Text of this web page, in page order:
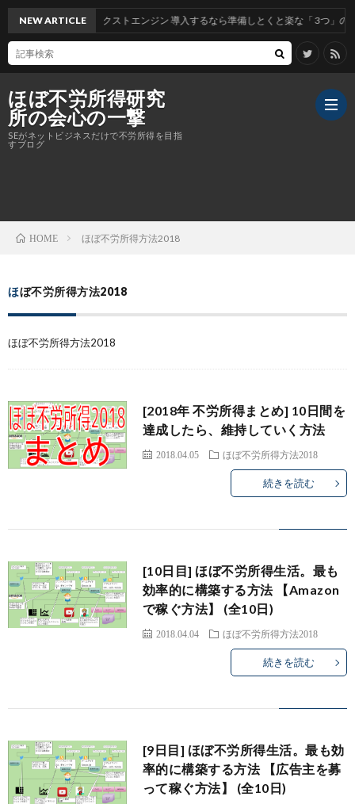
ほぼ不労所得研究
所の会心の一撃
SEがネットビジネスだけで不労所得を目指
すブログ
イ
ー
オ
ー
ト
リ
NEW ARTICLE
た。 #ネクストエンジン 導入するなら準備しとくと楽な「 3つ」のこと。これ
HOME ほぼ不労所得方法2018
ほぼ不労所得方法2018
ほぼ不労所得方法2018
[2018年 不労所得まとめ] 10日間を
達成したら、維持していく方法
2018.04.05 ほぼ不労所得方法2018
続きを読む
[10日目] ほぼ不労所得生活。最も
効率的に構築する方法 【Amazon
で稼ぐ方法】 (全10日)
2018.04.04 ほぼ不労所得方法2018
続きを読む
[9日目] ほぼ不労所得生活。最も効
率的に構築する方法 【広告主を募
って稼ぐ方法】 (全10日)